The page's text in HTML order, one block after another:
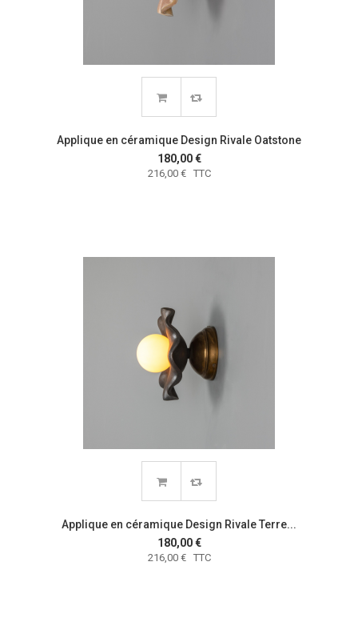
Applique en céramique Design Rivale Oatstone
180,00 €
216,00 € TTC
Applique en céramique Design Rivale Terre...
180,00 €
216,00 € TTC